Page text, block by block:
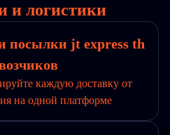
и логистики
посылки jt express th
каждую доставку от
на одной платформе